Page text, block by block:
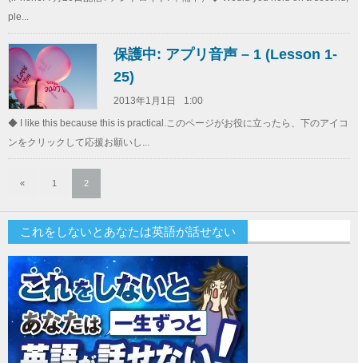
ple...
保護中: アプリ音声 – 1 (Lesson 1-
25)
2013年1月1日
1:00
◆ I like this because this is practical.このページがお役に立ったら、下のアイコ
ンをクリックして応援お願いし...
« 1 2
これをしないとあなたは英語が話せない